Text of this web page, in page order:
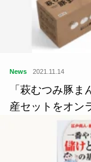
News 2021.11.14
「萩むつみ豚
産セットをオン